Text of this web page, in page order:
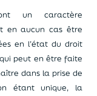
un caractère
en aucun cas être
en l’état du droit
peut en être faite
dans la prise de
étant unique, la